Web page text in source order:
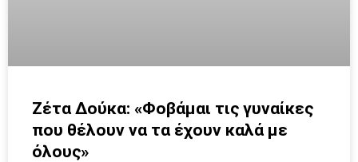
Ζέτα Δούκα: «Φοβάμαι τις γυναίκες
που θέλουν να τα έχουν καλά με
όλους»